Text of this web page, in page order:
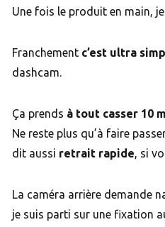
Une fois le produit en main, je
Franchement c’est ultra
dashcam.
Ça prends à tout casser 10
Ne reste plus qu’à faire
dit aussi retrait rapide, si
La caméra arrière demande
je suis parti sur une fixation